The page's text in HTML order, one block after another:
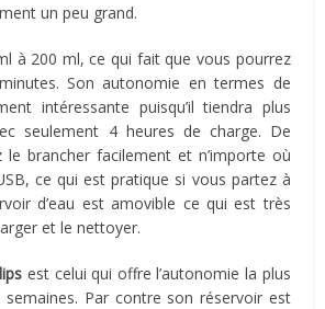
un peu grand.
à 200 ml, ce qui fait que vous pourrez
Son autonomie en termes de
intéressante puisqu’il tiendra plus
seulement 4 heures de charge. De
le brancher facilement et n’importe où
ce qui est pratique si vous partez à
d’eau est amovible ce qui est très
et le nettoyer.
est celui qui offre l’autonomie la plus
Par contre son réservoir est